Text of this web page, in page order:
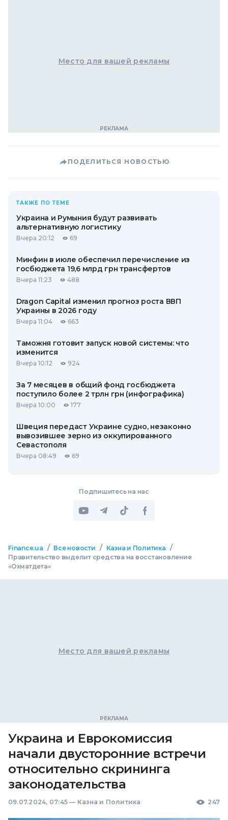
Место для вашей рекламы
ПОДЕЛИТЬСЯ НОВОСТЬЮ
ТАКЖЕ ПО ТЕМЕ
Украина и Румыния будут развивать
альтернативную логистику
Вчера 20:12 69
Минфин в июле обеспечил перечисление из
госбюджета 19,6 млрд грн трансфертов
Вчера 11:23 488
Dragon Capital изменил прогноз роста ВВП
Украины в 2026 году
Вчера 11:04 663
Таможня готовит запуск новой системы: что
изменится
Вчера 10:12 924
За 7 месяцев в общий фонд госбюджета
поступило более 2 трлн грн (инфографика)
Вчера 10:00 177
Швеция передаст Украине судно, незаконно
вывозившее зерно из оккупированного
Севастополя
Вчера 08:49 69
Подпишитесь на нас
Finance.ua / Все новости / Казна и Политика /
Правительство выделит средства на восстановление
«Охматдета»
Место для вашей рекламы
Украина и Еврокомиссия
начали двусторонние встречи
относительно скрининга
законодательства
09.07.2024, 07:45 — Казна и Политика 247